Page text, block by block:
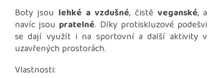
Boty jsou lehké a vzdušné, čistě veganské, a
navíc jsou pratelné. Díky protiskluzové podešvi
se dají využít i na sportovní a další aktivity v
uzavřených prostorách.
Vlastnosti: